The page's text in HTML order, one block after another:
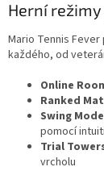
Herní
Mario Tennis
každého, od
Online
Ranked
Swing
pomocí
Trial
vrcholu